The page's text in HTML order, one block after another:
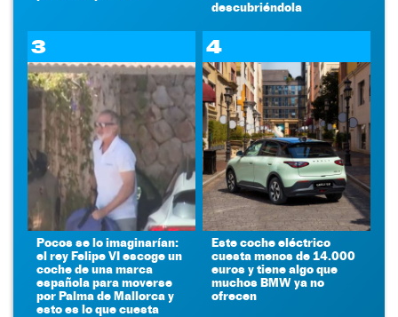
descubriéndola
3
Pocos se lo imaginarían:
el rey Felipe VI escoge un
coche de una marca
española para moverse
por Palma de Mallorca y
esto es lo que cuesta
4
Este coche eléctrico
cuesta menos de 14.000
euros y tiene algo que
muchos BMW ya no
ofrecen